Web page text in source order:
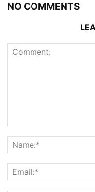
NO COMMENTS